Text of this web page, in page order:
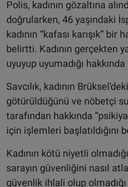
Polis, kadının gözaltına
doğrularken, 46 yaşındaki
kadının “kafası karışık” bir
belirtti. Kadının gerçekten
uyuyup uyumadığı
Savcılık, kadının
götürüldüğünü ve nöbetçi
tarafından hakkında
için işlemleri başlatıldığını
Kadının kötü niyetli
sarayın güvenliğini nasıl
güvenlik ihlali olup